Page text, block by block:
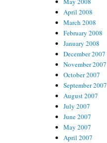
April 2008
March 2008
February 2008
January 2008
December 2007
November 2007
October 2007
September 2007
August 2007
July 2007
June 2007
May 2007
April 2007